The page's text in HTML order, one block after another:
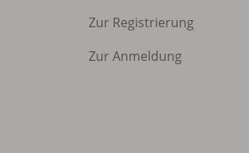
Zur Registrierung
Zur Anmeldung